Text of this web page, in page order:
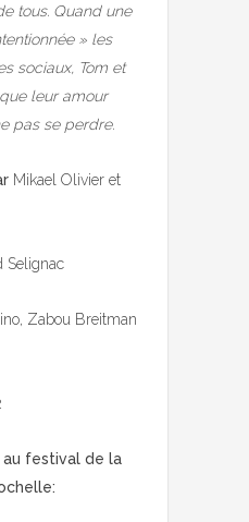
tous. Quand une
» les
sociaux, Tom et
leur amour
pas se perdre.
Mikael Olivier et
Selignac
Zabou Breitman
festival de la